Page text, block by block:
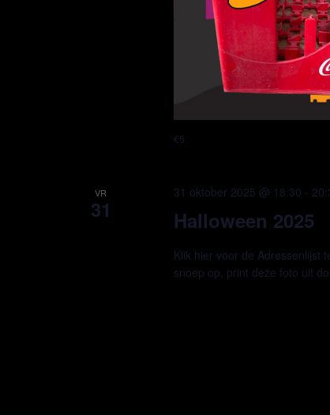
€5
VR
31 Halloween 2025
31 oktober 2025 @ 18:30 -
Klik hier voor de Adressenlijst
snoep op, print deze foto uit